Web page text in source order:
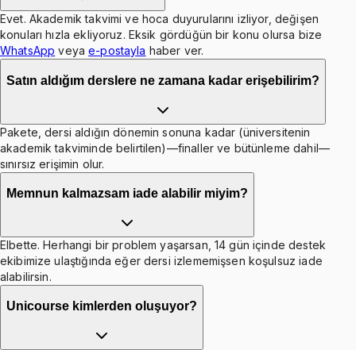
Evet. Akademik takvimi ve hoca duyurularını izliyor, değişen
konuları hızla ekliyoruz. Eksik gördüğün bir konu olursa bize
WhatsApp veya e-postayla haber ver.
Satın aldığım derslere ne zamana kadar erişebilirim?
Pakete, dersi aldığın dönemin sonuna kadar (üniversitenin
akademik takviminde belirtilen)—finaller ve bütünleme dahil—
sınırsız erişimin olur.
Memnun kalmazsam iade alabilir miyim?
Elbette. Herhangi bir problem yaşarsan, 14 gün içinde destek
ekibimize ulaştığında eğer dersi izlememişsen koşulsuz iade
alabilirsin.
Unicourse kimlerden oluşuyor?